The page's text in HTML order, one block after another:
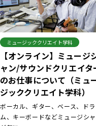
ミュージッククリエイト学科
【オンライン】ミュージ
ャン/サウンドクリエイタ
のお仕事について（ミュ
ジッククリエイト学科）
ボーカル、ギター、ベース、ドラ
ム、キーボードなどミュージシ